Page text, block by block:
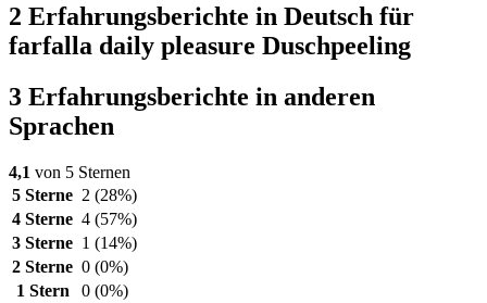
2 Erfahrungsberichte in Deutsch für
farfalla daily pleasure Duschpeeling
3 Erfahrungsberichte in anderen
Sprachen
4,1 von 5 Sternen
5 Sterne 2 (28%)
4 Sterne 4 (57%)
3 Sterne 1 (14%)
2 Sterne 0 (0%)
1 Stern
0 (0%)